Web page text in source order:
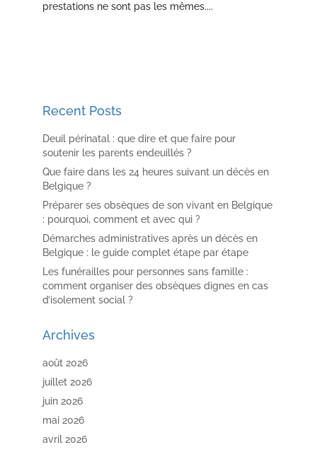
prestations ne sont pas les mêmes....
Recent Posts
Deuil périnatal : que dire et que faire pour
soutenir les parents endeuillés ?
Que faire dans les 24 heures suivant un décès en
Belgique ?
Préparer ses obsèques de son vivant en Belgique
: pourquoi, comment et avec qui ?
Démarches administratives après un décès en
Belgique : le guide complet étape par étape
Les funérailles pour personnes sans famille :
comment organiser des obsèques dignes en cas
d’isolement social ?
Archives
août 2026
juillet 2026
juin 2026
mai 2026
avril 2026